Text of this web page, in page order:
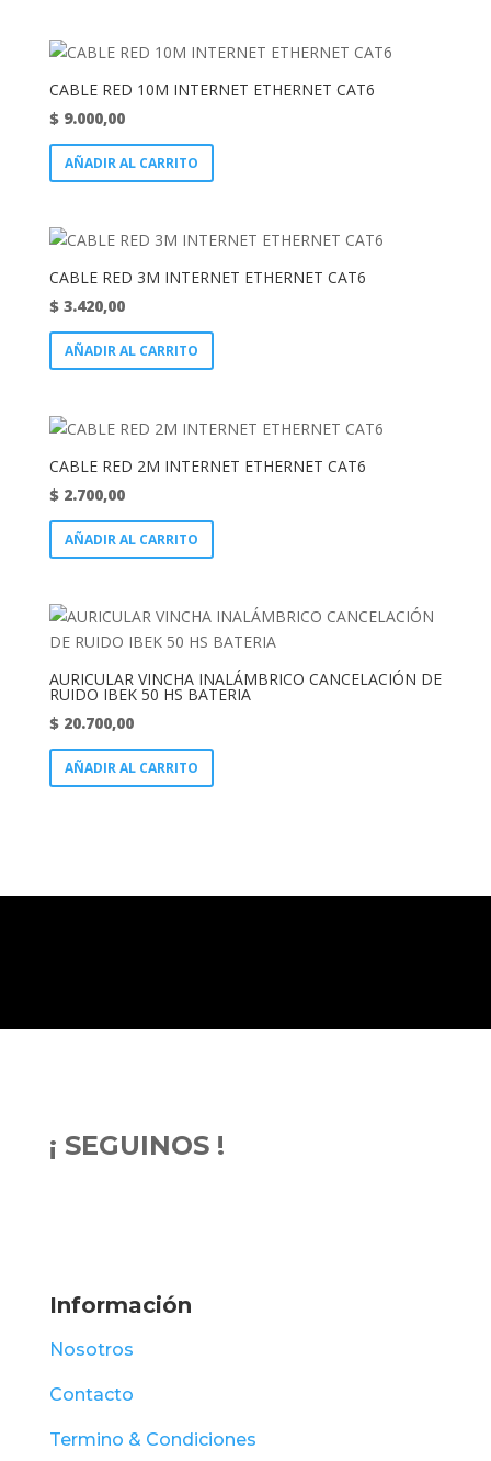
CABLE RED 10M INTERNET ETHERNET CAT6
$9.000,00
AÑADIR AL CARRITO
CABLE RED 3M INTERNET ETHERNET CAT6
$3.420,00
AÑADIR AL CARRITO
CABLE RED 2M INTERNET ETHERNET CAT6
$2.700,00
AÑADIR AL CARRITO
AURICULAR VINCHA INALÁMBRICO CANCELACIÓN DE
RUIDO IBEK 50 HS BATERIA
$20.700,00
AÑADIR AL CARRITO
¡ SEGUINOS !
Información
Nosotros
Contacto
Termino & Condiciones